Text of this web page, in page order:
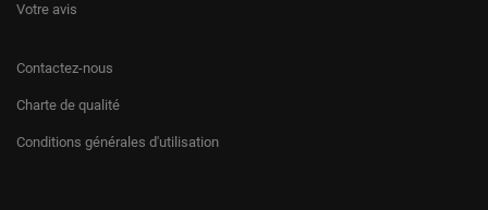
Votre avis
Contactez-nous
Charte de qualité
Conditions générales d'utilisation